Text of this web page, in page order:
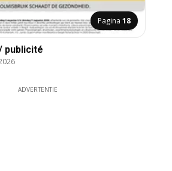
Pagina 18
publicité
ADVERTENTIE